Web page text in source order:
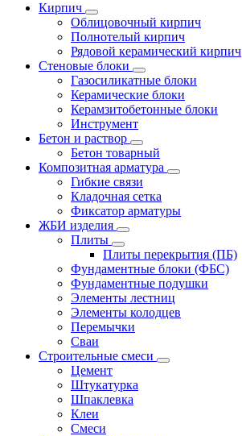
Кирпич
Облицовочный кирпич
Полнотелый кирпич
Рядовой керамический кирпич
Стеновые блоки
Газосиликатные блоки
Керамические блоки
Керамзитобетонные блоки
Инструмент
Бетон и раствор
Бетон товарный
Композитная арматура
Гибкие связи
Кладочная сетка
Фиксатор арматуры
ЖБИ изделия
Плиты
Плиты перекрытия (ПБ)
Фундаментные блоки (ФБС)
Фундаментные подушки
Элементы лестниц
Элементы колодцев
Перемычки
Сваи
Строительные смеси
Цемент
Штукатурка
Шпаклевка
Клеи
Смеси